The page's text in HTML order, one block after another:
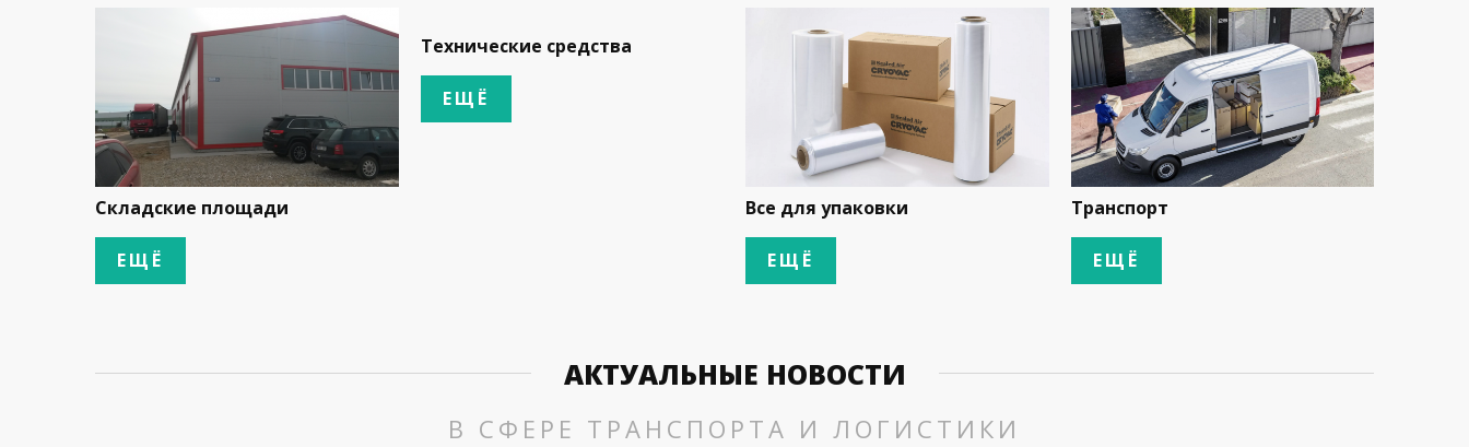
Складские площади
ЕЩЁ
Технические средства
ЕЩЁ
Все для упаковки
ЕЩЁ
Транспорт
ЕЩЁ
АКТУАЛЬНЫЕ НОВОСТИ
В СФЕРЕ ТРАНСПОРТА И ЛОГИСТИКИ